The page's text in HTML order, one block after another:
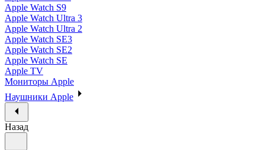
Apple Watch S9
Apple Watch Ultra 3
Apple Watch Ultra 2
Apple Watch SE3
Apple Watch SE2
Apple Watch SE
Apple TV
Мониторы Apple
Наушники Apple
Назад